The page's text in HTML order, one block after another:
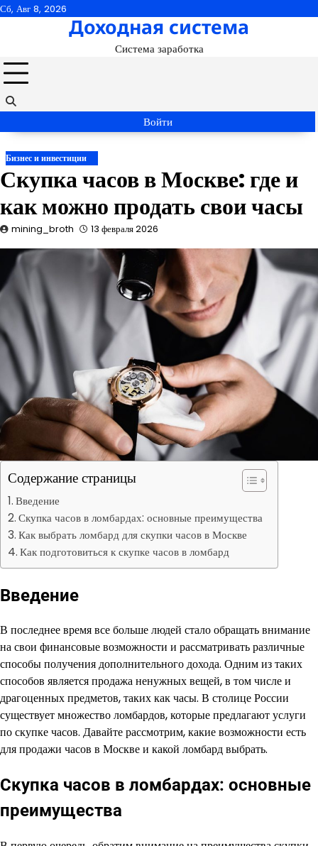
Перейти
Сб, Авг 8, 2026
Доходная система
Система заработка
Войти
Бизнес и инвестиции
Скупка часов в Москве: где и
как можно продать свои часы
mining_broth 13 февраля 2026
Содержание страницы
Введение
Скупка часов в ломбардах: основные преимущества
Как выбрать ломбард для скупки часов в Москве
Как подготовиться к скупке часов в ломбард
Введение
В последнее время все больше людей стало обращать внимание
на свои финансовые возможности и рассматривать различные
способы получения дополнительного дохода. Одним из таких
способов является продажа ненужных вещей, в том числе и
драгоценных предметов, таких как часы. В столице России
существует множество ломбардов, которые предлагают услуги
по скупке часов. Давайте рассмотрим, какие возможности есть
для продажи часов в Москве и какой ломбард выбрать.
Скупка часов в ломбардах: основные
преимущества